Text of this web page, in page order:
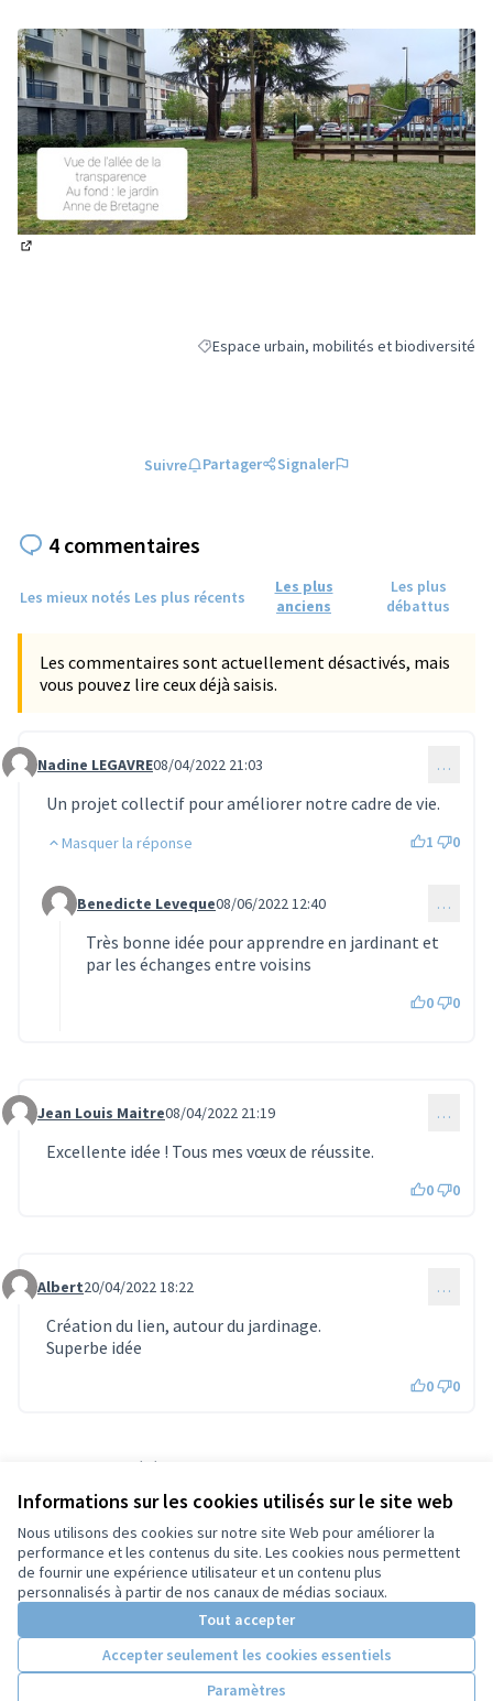
Informations sur les cookies utilisés sur le site web
Nous utilisons des cookies sur notre site Web pour améliorer la
performance et les contenus du site. Les cookies nous permettent
de fournir une expérience utilisateur et un contenu plus
personnalisés à partir de nos canaux de médias sociaux.
Tout accepter
Accepter seulement les cookies essentiels
Paramètres
Filtrer les résultats de la catégorie :
Espace urbain, mobilités et biodiversité
Suivre Partager Signaler
4 commentaires
Les mieux notés Les plus récents
Les plus
anciens
Les plus
débattus
Les commentaires sont actuellement désactivés, mais
vous pouvez lire ceux déjà saisis.
Commentaire 616
Nadine LEGAVRE08/04/2022 21:03 …
Un projet collectif pour améliorer notre cadre de vie.
Masquer la réponse 1 0
Commentaire 800 (réponse au commentaire 616)
Benedicte Leveque08/06/2022 12:40 …
Très bonne idée pour apprendre en jardinant et
par les échanges entre voisins
0 0
Commentaire 617
Jean Louis Maitre08/04/2022 21:19 …
Excellente idée ! Tous mes vœux de réussite.
0 0
Commentaire 710
Albert20/04/2022 18:22 …
Création du lien, autour du jardinage.
Superbe idée
0 0
Référence : tours-PROP-2022-03-386
voir les autres versions
Vérifiez l'empreinte numérique
Conditions d'utilisation
Paramètres des cookies
Licence
(Lien